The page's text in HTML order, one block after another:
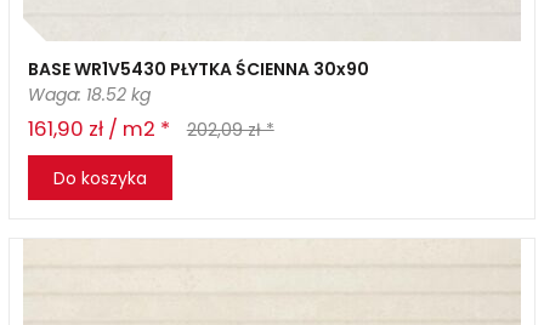
BASE WR1V5430 PŁYTKA ŚCIENNA 30x90
Waga: 18.52 kg
161,90 zł / m2 *
202,09 zł *
Do koszyka